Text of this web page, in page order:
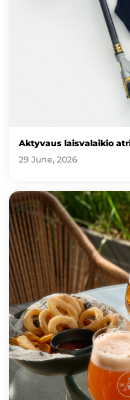
Aktyvaus laisvalaikio
29 June, 2026